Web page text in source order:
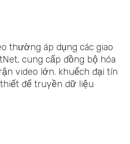
thường áp dụng các giao
cung cấp đồng bộ hóa
video lớn. khuếch đại tín
để truyền dữ liệu